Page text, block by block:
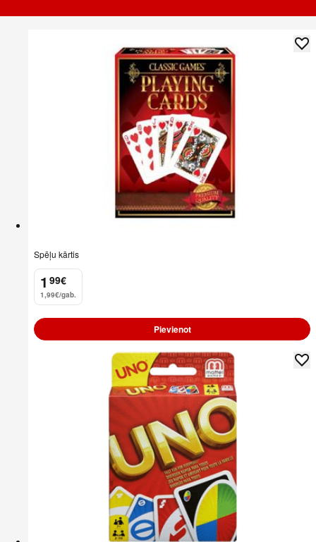
Spēļu kārtis
1
. 99€
1,99€/gab.
Pievienot